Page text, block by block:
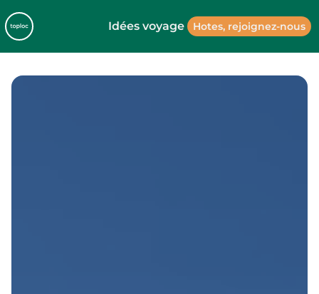
Idées voyage Hotes, rejoignez-nous